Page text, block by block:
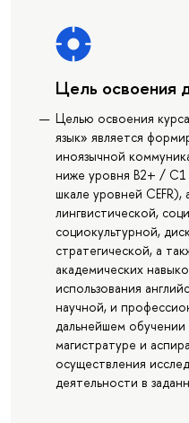
Цель освоения
Целью освоения
язык» является
иноязычной
ниже уровня B2+ /
шкале уровней CEFR),
лингвистической,
социокультурной,
стратегической, а
академических
использования
научной, и
дальнейшем обучении
магистратуре и
осуществления
деятельности в